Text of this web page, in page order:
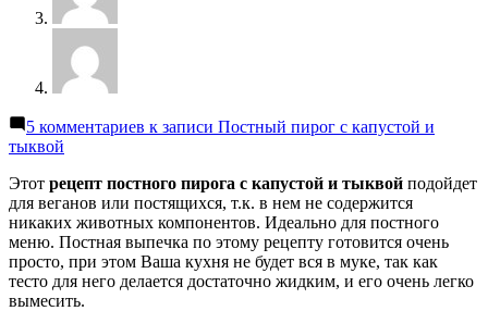
5 комментариев к записи Постный пирог с капустой и
тыквой
Этот рецепт постного пирога с капустой и тыквой подойдет
для веганов или постящихся, т.к. в нем не содержится
никаких животных компонентов. Идеально для постного
меню. Постная выпечка по этому рецепту готовится очень
просто, при этом Ваша кухня не будет вся в муке, так как
тесто для него делается достаточно жидким, и его очень легко
вымесить.